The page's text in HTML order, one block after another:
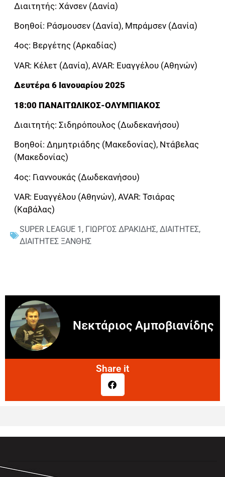
Διαιτητής: Χάνσεν (Δανία)
Βοηθοί: Ράσμουσεν (Δανία), Μπράμσεν (Δανία)
4ος: Βεργέτης (Αρκαδίας)
VAR: Κέλετ (Δανία), AVAR: Ευαγγέλου (Αθηνών)
Δευτέρα 6 Ιανουαρίου 2025
18:00 ΠΑΝΑΙΤΩΛΙΚΟΣ-ΟΛΥΜΠΙΑΚΟΣ
Διαιτητής: Σιδηρόπουλος (Δωδεκανήσου)
Βοηθοί: Δημητριάδης (Μακεδονίας), Ντάβελας
(Μακεδονίας)
4ος: Γιαννουκάς (Δωδεκανήσου)
VAR: Ευαγγέλου (Αθηνών), AVAR: Τσιάρας
(Καβάλας)
SUPER LEAGUE 1 , ΓΙΩΡΓΟΣ ΔΡΑΚΙΔΗΣ, ΔΙΑΙΤΗΤΕΣ,
ΔΙΑΙΤΗΤΕΣ ΞΑΝΘΗΣ
Νεκτάριος Αμποβιανίδης
Share it